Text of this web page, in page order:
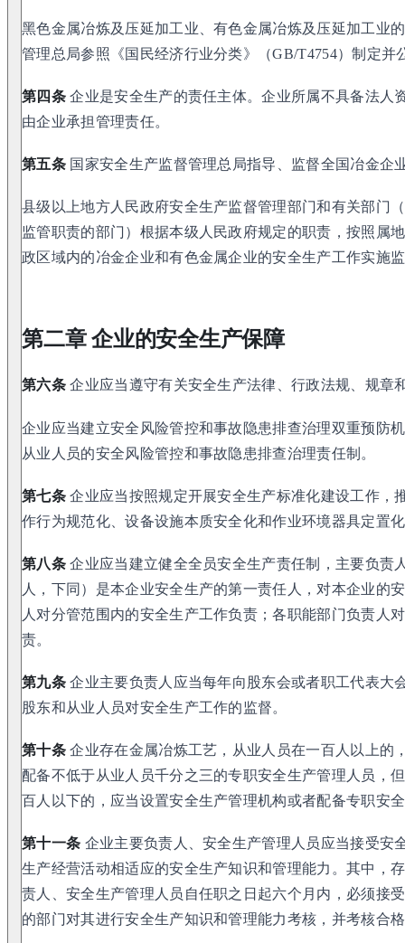
黑色金属冶炼及压延加工业、有色金属冶炼及压延加工业
管理总局参照《国民经济行业分类》（GB/T4754）制定并
第四条企业是安全生产的责任主体。企业所属不具备法人
由企业承担管理责任。
第五条国家安全生产监督管理总局指导、监督全国冶金企
县级以上地方人民政府安全生产监督管理部门和有关部门
监管职责的部门）根据本级人民政府规定的职责，按照属
政区域内的冶金企业和有色金属企业的安全生产工作实施
第二章 企业的安全生产保障
第六条企业应当遵守有关安全生产法律、行政法规、规章
企业应当建立安全风险管控和事故隐患排查治理双重预防
从业人员的安全风险管控和事故隐患排查治理责任制。
第七条企业应当按照规定开展安全生产标准化建设工作，
作行为规范化、设备设施本质安全化和作业环境器具定置
第八条企业应当建立健全全员安全生产责任制，主要负责
人，下同）是本企业安全生产的第一责任人，对本企业的
人对分管范围内的安全生产工作负责；各职能部门负责人
责。
第九条企业主要负责人应当每年向股东会或者职工代表大
股东和从业人员对安全生产工作的监督。
第十条企业存在金属冶炼工艺，从业人员在一百人以上的
配备不低于从业人员千分之三的专职安全生产管理人员，
百人以下的，应当设置安全生产管理机构或者配备专职安
第十一条 企业主要负责人、安全生产管理人员应当接受安
生产经营活动相适应的安全生产知识和管理能力。其中，
责人、安全生产管理人员自任职之日起六个月内，必须接
的部门对其进行安全生产知识和管理能力考核，并考核合